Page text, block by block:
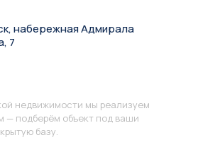
набережная Адмирала
7
недвижимости мы реализуем
— подберём объект под ваши
базу.